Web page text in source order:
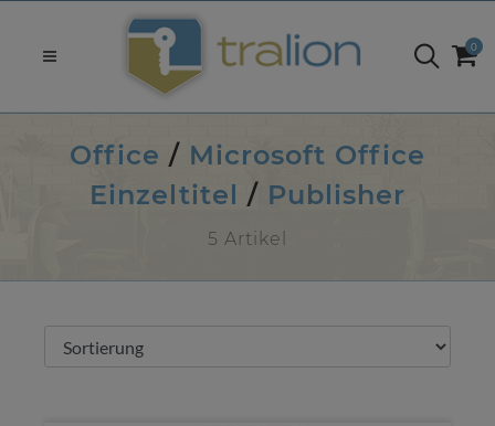
0
Office / Microsoft Office
Einzeltitel / Publisher
5 Artikel